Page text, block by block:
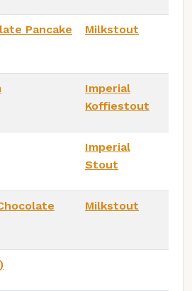
Pancake
Milkstout
Imperial
Koffiestout
Imperial
Stout
Milkstout